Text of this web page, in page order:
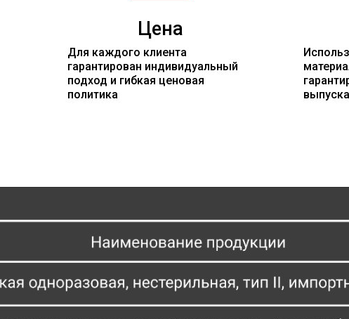
Цена
Для каждого клиента
гарантирован индивидуальный
подход и гибкая ценовая
политика